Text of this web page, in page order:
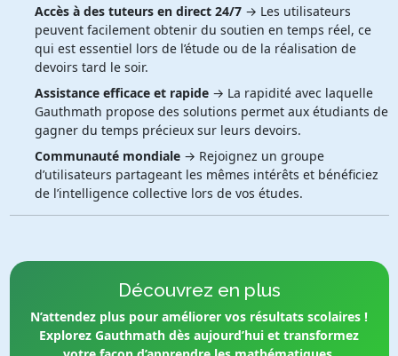
Accès à des tuteurs en direct 24/7→ Les utilisateurs
peuvent facilement obtenir du soutien en temps réel, ce
qui est essentiel lors de l’étude ou de la réalisation de
devoirs tard le soir.
Assistance efficace et rapide→ La rapidité avec laquelle
Gauthmath propose des solutions permet aux étudiants de
gagner du temps précieux sur leurs devoirs.
Communauté mondiale→ Rejoignez un groupe
d’utilisateurs partageant les mêmes intérêts et bénéficiez
de l’intelligence collective lors de vos études.
Découvrez en plus
N’attendez plus pour améliorer vos résultats scolaires !
Explorez Gauthmath dès aujourd’hui et transformez